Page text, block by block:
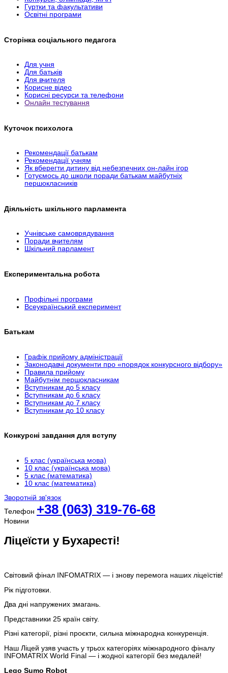
Гуртки та факультативи
Освітні програми
Сторінка соціального педагога
Для учня
Для батьків
Для вчителя
Корисне відео
Корисні ресурси та телефони
Онлайн тестування
Куточок психолога
Рекомендації батькам
Рекомендації учням
Як вберегти дитину від небезпечних он-лайн ігор
Готуємось до школи поради батькам майбутніх
першокласників
Діяльність шкільного парламента
Учнівське самоврядування
Поради вчителям
Шкільний парламент
Експериментальна робота
Профільні програми
Всеукраїнський експеримент
Батькам
Графік прийому адміністрації
Законодавчі документи про «порядок конкурсного відбору»
Правила прийому
Майбутнім першокласникам
Вступникам до 5 класу
Вступникам до 6 класу
Вступникам до 7 класу
Вступникам до 10 класу
Конкурсні завдання для вступу
5 клас (українська мова)
10 клас (українська мова)
5 клас (математика)
10 клас (математика)
Зворотній зв'язок
Телефон +38 (063) 319-76-68
Новини
Ліцеїсти у Бухаресті!
Світовий фінал INFOMATRIX — і знову перемога наших ліцеїстів!
Рік підготовки.
Два дні напружених змагань.
Представники 25 країн світу.
Різні категорії, різні проєкти, сильна міжнародна конкуренція.
Наш Ліцей узяв участь у трьох категоріях міжнародного фіналу
INFOMATRIX World Final — і жодної категорії без медалей!
Lego Sumo Robot